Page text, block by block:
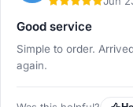
Good service
Simple to order.
again.